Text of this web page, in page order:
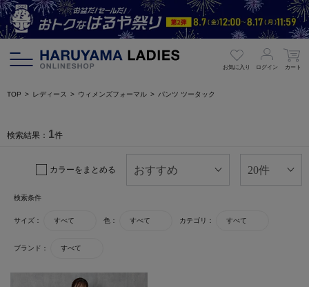
お気に入り ログイン カート
TOP レディース ウィメンズフォーマル パンツ ツータック
検索結果： 1件
カラーをまとめる
検索条件
サイズ： すべて 色： すべて カテゴリ： すべて
ブランド： すべて